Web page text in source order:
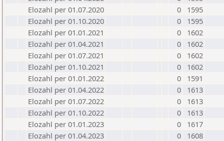
Elozahl per 01.07.2020
0
1595
Elozahl per 01.10.2020
0
1595
Elozahl per 01.01.2021
0
1602
Elozahl per 01.04.2021
0
1602
Elozahl per 01.07.2021
0
1602
Elozahl per 01.10.2021
0
1602
Elozahl per 01.01.2022
0
1591
Elozahl per 01.04.2022
0
1613
Elozahl per 01.07.2022
0
1613
Elozahl per 01.10.2022
0
1613
Elozahl per 01.01.2023
0
1617
Elozahl per 01.04.2023
0
1608